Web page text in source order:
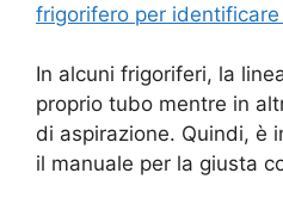
frigorifero per identificare
In alcuni frigoriferi, la
proprio tubo mentre in
di aspirazione. Quindi, è
il manuale per la giusta